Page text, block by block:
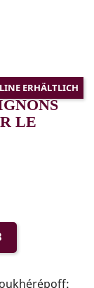
ERHÄLTLICH
LE